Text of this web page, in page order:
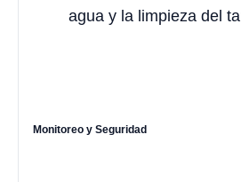
agua y la limpieza del
Monitoreo y Seguridad